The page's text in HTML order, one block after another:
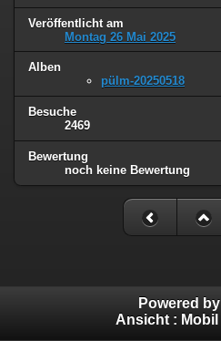
Veröffentlicht am
Montag 26 Mai 2025
Alben
pülm-20250518
Besuche
2469
Bewertung
noch keine Bewertung
Powered by
Ansicht : Mobil